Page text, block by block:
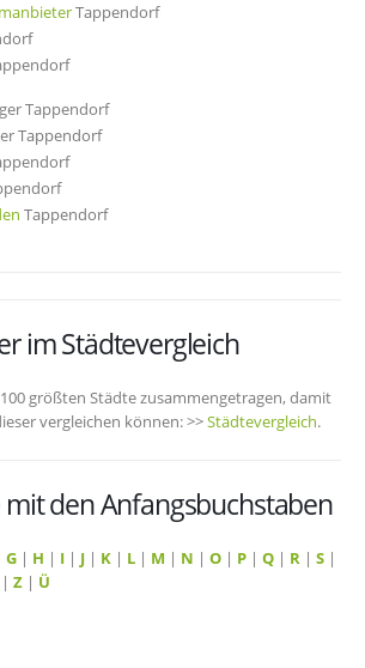
Tappendorf
Tappendorf
Tappendorf
Tappendorf
im Städtevergleich
größten Städte zusammengetragen, damit
vergleichen können: >>Städtevergleich.
den Anfangsbuchstaben
G | H | I | J | K | L | M | N | O | P | Q | R | S |
| Z | Ü